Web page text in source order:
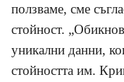
ползваме, сме
стойност.
уникални данни,
стойността им.